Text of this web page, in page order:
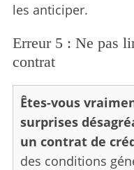
les anticiper.
Erreur 5 : Ne pas
contrat
Êtes-vous
surprises
un contrat de
des conditions